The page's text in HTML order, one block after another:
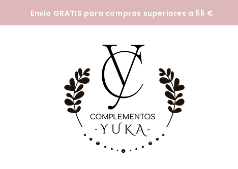
para que podamos mejorar su experiencia en nuestros
Envio GRATIS para compras superiores a 55 €